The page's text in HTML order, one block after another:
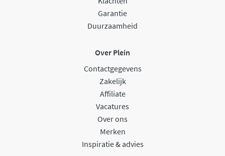
Garantie
Duurzaamheid
Over Plein
Contactgegevens
Zakelijk
Affiliate
Vacatures
Over ons
Merken
Inspiratie & advies